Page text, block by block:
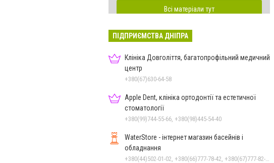
Всі матеріали тут
ПІДПРИЄМСТВА ДНІПРА
Клініка Довголіття, багатопрофільний медичний
центр
+380(67)630-64-58
Apple Dent, клініка ортодонтії та естетичної
стоматології
+380(99)744-55-66, +380(98)445-54-40
WaterStore - інтернет магазин басейнів і
обладнання